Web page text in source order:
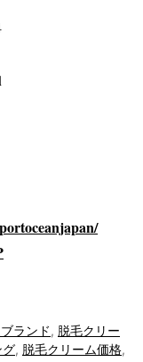
ランド, 脱毛クリー
グ, 脱毛クリーム価格,